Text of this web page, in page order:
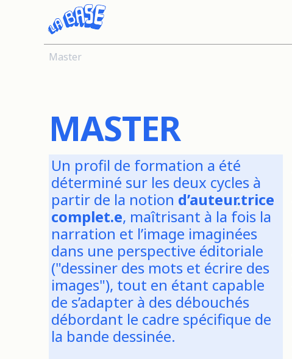
Master
MASTER
Un profil de formation a été
déterminé sur les deux cycles à
partir de la notion d’auteur.trice
complet.e, maîtrisant à la fois la
narration et l’image imaginées
dans une perspective éditoriale
("dessiner des mots et écrire des
images"), tout en étant capable
de s’adapter à des débouchés
débordant le cadre spécifique de
la bande dessinée.